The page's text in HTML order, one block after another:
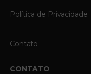
Política de Privacidade
Contato
CONTATO